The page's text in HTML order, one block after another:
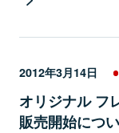
2012年3月14日
オリジナル フ
販売開始につ